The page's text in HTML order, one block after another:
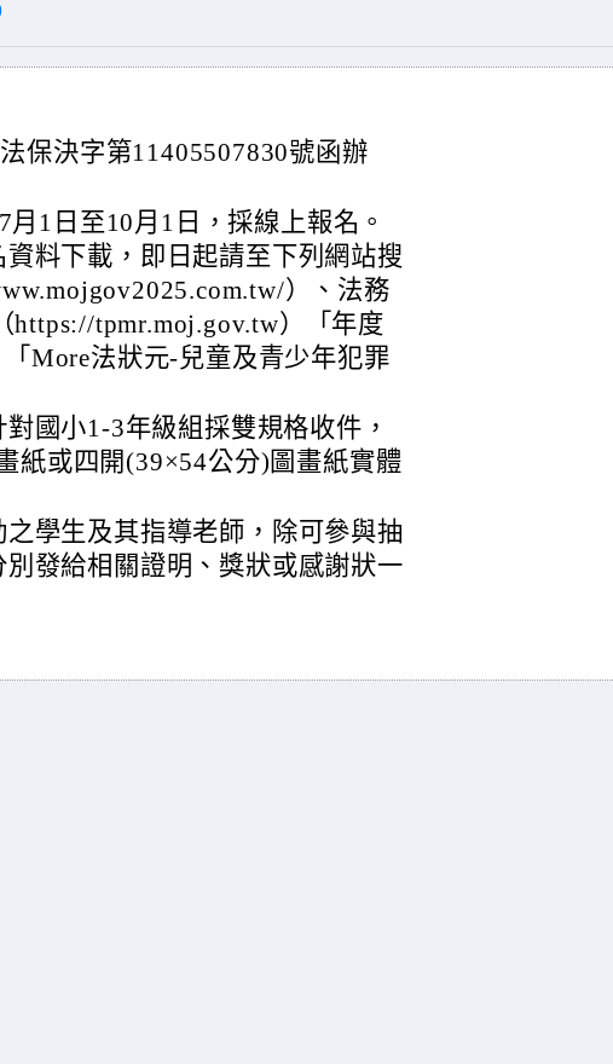
保決字第11405507830號函辦
1日至10月1日，採線上報名。
料下載，即日起請至下列網站搜
）、法務
https://tpmr.moj.gov.tw）「年度
More法狀元-兒童及青少年犯罪
國小1-3年級組採雙規格收件，
紙或四開(39×54公分)圖畫紙實體
學生及其指導老師，除可參與抽
發給相關證明、獎狀或感謝狀一